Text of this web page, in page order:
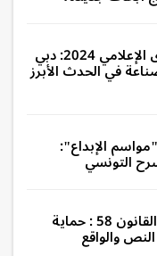
سوق دبي الدولي للمحتوى الإعلامي 2024: دبي
في الحدث الأبرز
الإبداع":
التونسي
ست سنوات على صدور القانون 58 : حماية
والواقع